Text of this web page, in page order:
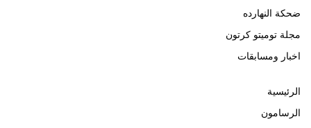
ضحكة النهارده
مجلة توميتو كرتون
اخبار ومسابقات
الرئيسية
الرسامون